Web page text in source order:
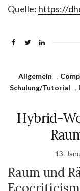
Quelle: https://
Allgemein ,
Schulung/Tutorial
,
Hybrid-
13.
Raum und